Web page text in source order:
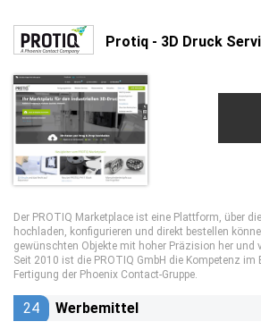
Protiq - 3D Druck
Der PROTIQ Marketplace ist eine Plattform, über
hochladen, konfigurieren und direkt bestellen
gewünschten Objekte mit hoher Präzision her und
Seit 2010 ist die PROTIQ GmbH die Kompetenz im
Fertigung der Phoenix Contact-Gruppe.
24 Werbemittel